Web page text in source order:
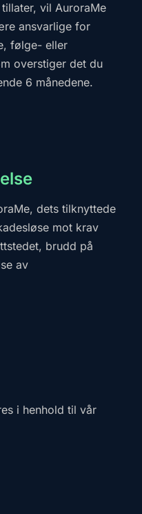
vil AuroraMe
ansvarlige for
følge- eller
overstiger det du
6 månedene.
dets tilknyttede
mot krav
brudd på
av
i henhold til vår